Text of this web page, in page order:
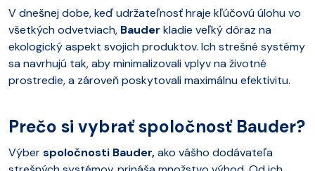
V dnešnej dobe, keď udržateľnosť hraje kľúčovú úlohu vo
všetkých odvetviach, Bauder kladie veľký dôraz na
ekologický aspekt svojich produktov. Ich strešné systémy
sa navrhujú tak, aby minimalizovali vplyv na životné
prostredie, a zároveň poskytovali maximálnu efektivitu.
Prečo si vybrať spoločnosť Bauder?
Výberspoločnosti Bauder,ako vášho dodávateľa